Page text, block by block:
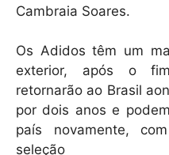
Cambraia Soares.
Os Adidos têm um
exterior, após o
retornarão ao Brasil
por dois anos e
país novamente,
seleção